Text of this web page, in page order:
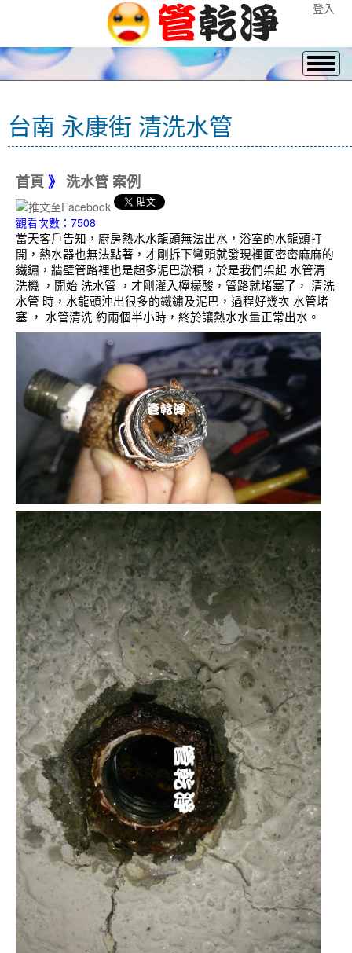
登入
台南 永康街 清洗水管
首頁 》 洗水管 案例
觀看次數：7508
當天客戶告知，廚房熱水水龍頭無法出水，浴室的水龍頭打
開，熱水器也無法點著，才剛拆下彎頭就發現裡面密密麻麻的
鐵鏽，牆壁管路裡也是超多泥巴淤積，於是我們架起 水管清
洗機 ，開始 洗水管 ，才剛灌入檸檬酸，管路就堵塞了， 清洗
水管 時，水龍頭沖出很多的鐵鏽及泥巴，過程好幾次 水管堵
塞 ， 水管清洗 約兩個半小時，終於讓熱水水量正常出水。